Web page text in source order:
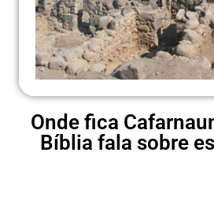
Onde fica
Bíblia fala sobre